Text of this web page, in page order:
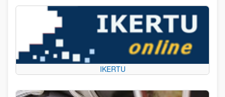
IKERTU